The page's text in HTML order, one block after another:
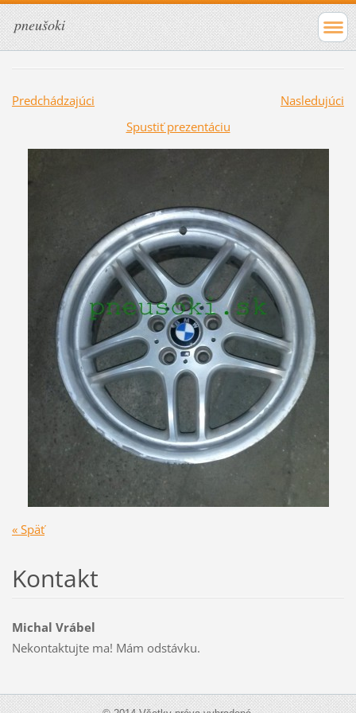
pneušoki
Predchádzajúci
Nasledujúci
Spustiť prezentáciu
« Späť
Kontakt
Michal Vrábel
Nekontaktujte ma! Mám odstávku.